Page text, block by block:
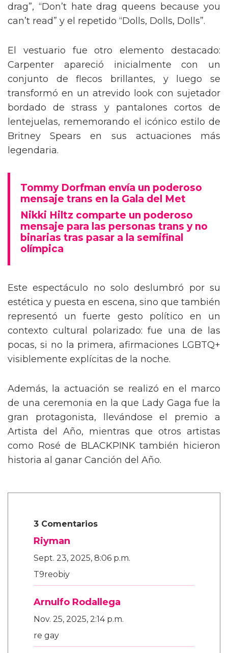
drag”, “Don’t hate drag queens because you
can’t read” y el repetido “Dolls, Dolls, Dolls”.
El vestuario fue otro elemento destacado:
Carpenter apareció inicialmente con un
conjunto de flecos brillantes, y luego se
transformó en un atrevido look con sujetador
bordado de strass y pantalones cortos de
lentejuelas, rememorando el icónico estilo de
Britney Spears en sus actuaciones más
legendaria.
Tommy Dorfman envía un poderoso
mensaje trans en la Gala del Met
Nikki Hiltz comparte un poderoso
mensaje para las personas trans y no
binarias tras pasar a la semifinal
olímpica
Este espectáculo no solo deslumbró por su
estética y puesta en escena, sino que también
representó un fuerte gesto político en un
contexto cultural polarizado: fue una de las
pocas, si no la primera, afirmaciones LGBTQ+
visiblemente explícitas de la noche.
Además, la actuación se realizó en el marco
de una ceremonia en la que Lady Gaga fue la
gran protagonista, llevándose el premio a
Artista del Año, mientras que otros artistas
como Rosé de BLACKPINK también hicieron
historia al ganar Canción del Año.
3 Comentarios
Riyman
Sept. 23, 2025, 8:06 p.m.
T9reobiy
Arnulfo Rodallega
Nov. 25, 2025, 2:14 p.m.
re gay